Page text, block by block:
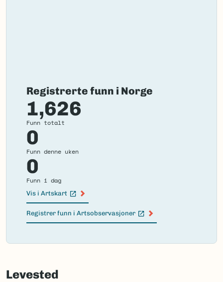
Registrerte funn i Norge
1,626
Funn totalt
0
Funn denne uken
0
Funn i dag
Vis i Artskart
(Ekstern lenke)
Registrer funn i Artsobservasjoner
(Ekstern lenke)
Failed
load
Levested